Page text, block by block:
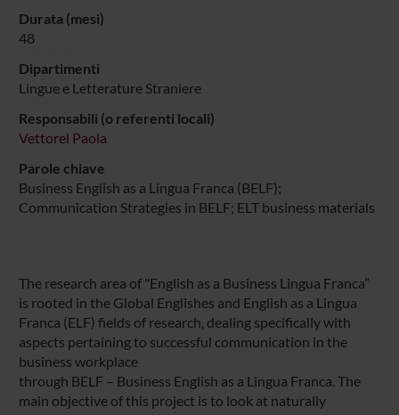
Durata (mesi)
48
Dipartimenti
Lingue e Letterature Straniere
Responsabili (o referenti locali)
Vettorel Paola
Parole chiave
Business English as a Lingua Franca (BELF);
Communication Strategies in BELF; ELT business materials
The research area of "English as a Business Lingua Franca”
is rooted in the Global Englishes and English as a Lingua
Franca (ELF) fields of research, dealing specifically with
aspects pertaining to successful communication in the
business workplace
through BELF – Business English as a Lingua Franca. The
main objective of this project is to look at naturally